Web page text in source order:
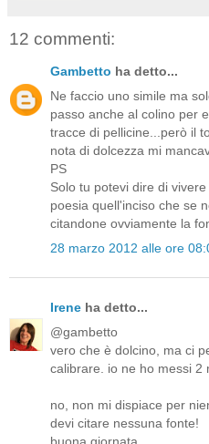
12 commenti:
Gambetto ha detto...
Ne faccio uno simile ma
passo anche al colino per
tracce di pellicine...però il
nota di dolcezza mi
PS
Solo tu potevi dire di
poesia quell'inciso che se
citandone ovviamente la
28 marzo 2012 alle ore
Irene ha detto...
@gambetto
vero che è dolcino, ma ci
calibrare. io ne ho messi 2
no, non mi dispiace per
devi citare nessuna fonte!
buona giornata